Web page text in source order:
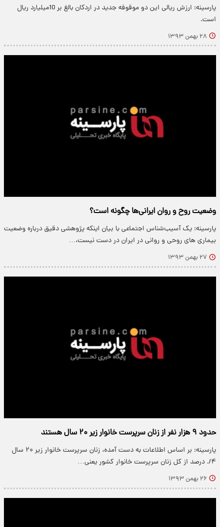
پارسینه: ارزش ریالی این دو موقوفه جدید در اردکان بالغ بر 10میلیارد ریال
است.
۲۸ بهمن ۱۳۹۳
وضعیت روح و روان ایرانی‌ها چگونه است؟
پارسینه: یک آسیب‌شناس اجتماعی با بیان اینکه پژوهشی دقیق درباره وضعیت
بیماری های روحی و روانی در ایران در دست نیست،…
۲۷ بهمن ۱۳۹۳
حدود ۹ هزار نفر از زنان سرپرست خانوار زیر ۲۰ سال هستند
پارسینه: بر اساس اطلاعات به دست آمده، زنان سرپرست خانوار زیر ۲۰ سال
۴/. درصد از کل زنان سرپرست خانوار کشور یعنی…
۲۶ بهمن ۱۳۹۳